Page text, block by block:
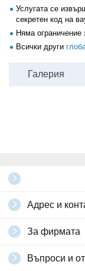
Услугата се
секретен код на
Няма ограничение
Всички други
Галерия
Адрес и
За фирмата
Въпроси и